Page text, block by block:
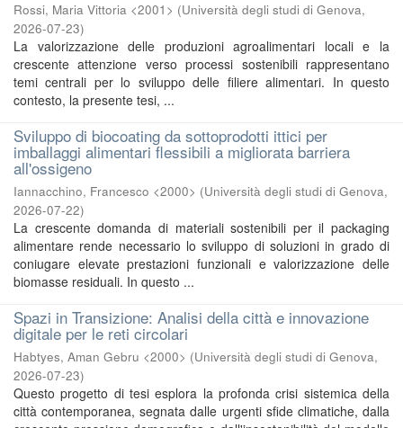
Rossi, Maria Vittoria <2001> (Università degli studi di Genova,
2026-07-23)
La valorizzazione delle produzioni agroalimentari locali e la
crescente attenzione verso processi sostenibili rappresentano
temi centrali per lo sviluppo delle filiere alimentari. In questo
contesto, la presente tesi, ...
Sviluppo di biocoating da sottoprodotti ittici per
imballaggi alimentari flessibili a migliorata barriera
all'ossigeno
Iannacchino, Francesco <2000> (Università degli studi di Genova,
2026-07-22)
La crescente domanda di materiali sostenibili per il packaging
alimentare rende necessario lo sviluppo di soluzioni in grado di
coniugare elevate prestazioni funzionali e valorizzazione delle
biomasse residuali. In questo ...
Spazi in Transizione: Analisi della città e innovazione
digitale per le reti circolari
Habtyes, Aman Gebru <2000> (Università degli studi di Genova,
2026-07-23)
Questo progetto di tesi esplora la profonda crisi sistemica della
città contemporanea, segnata dalle urgenti sfide climatiche, dalla